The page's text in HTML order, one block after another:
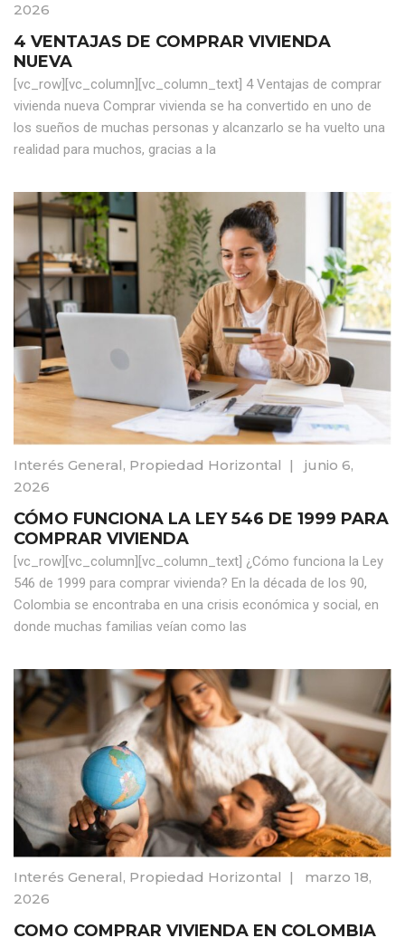
2026
4 VENTAJAS DE COMPRAR VIVIENDA
NUEVA
[vc_row][vc_column][vc_column_text] 4 Ventajas de comprar
vivienda nueva Comprar vivienda se ha convertido en uno de
los sueños de muchas personas y alcanzarlo se ha vuelto una
realidad para muchos, gracias a la
Interés General, Propiedad Horizontal | junio 6,
2026
CÓMO FUNCIONA LA LEY 546 DE 1999 PARA
COMPRAR VIVIENDA
[vc_row][vc_column][vc_column_text] ¿Cómo funciona la Ley
546 de 1999 para comprar vivienda? En la década de los 90,
Colombia se encontraba en una crisis económica y social, en
donde muchas familias veían como las
Interés General, Propiedad Horizontal | marzo 18,
2026
COMO COMPRAR VIVIENDA EN COLOMBIA